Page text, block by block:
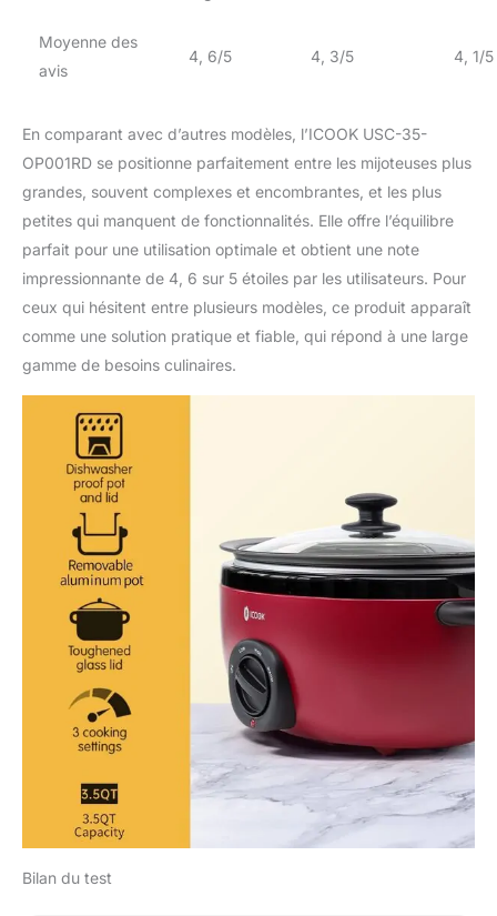
Moyenne des
avis
4, 6/5 4, 3/5 4, 1/5
En comparant avec d’autres modèles, l’ICOOK USC-35-
OP001RD se positionne parfaitement entre les mijoteuses plus
grandes, souvent complexes et encombrantes, et les plus
petites qui manquent de fonctionnalités. Elle offre l’équilibre
parfait pour une utilisation optimale et obtient une note
impressionnante de 4, 6 sur 5 étoiles par les utilisateurs. Pour
ceux qui hésitent entre plusieurs modèles, ce produit apparaît
comme une solution pratique et fiable, qui répond à une large
gamme de besoins culinaires.
Bilan du test